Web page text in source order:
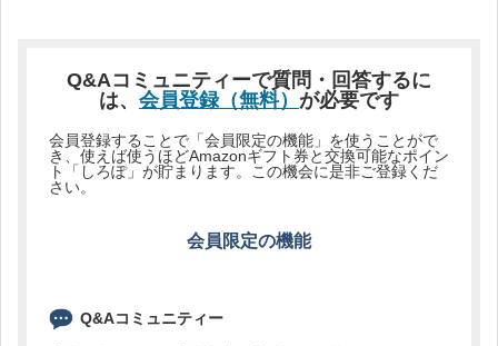
Q&Aコミュニティーで質問・回答するに
は、 会員登録（無料） が必要です
会員登録することで「会員限定の機能」を使うことがで
き、使えば使うほどAmazonギフト券と交換可能なポイン
ト「しろぽ」が貯まります。この機会に是非ご登録くだ
さい。
会員限定の機能
Q&Aコミュニティー